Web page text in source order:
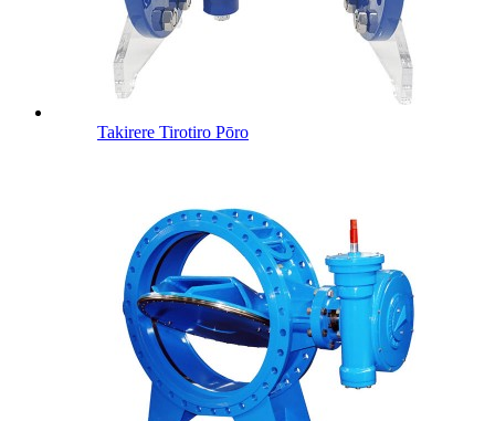
Takirere Tirotiro Pōro